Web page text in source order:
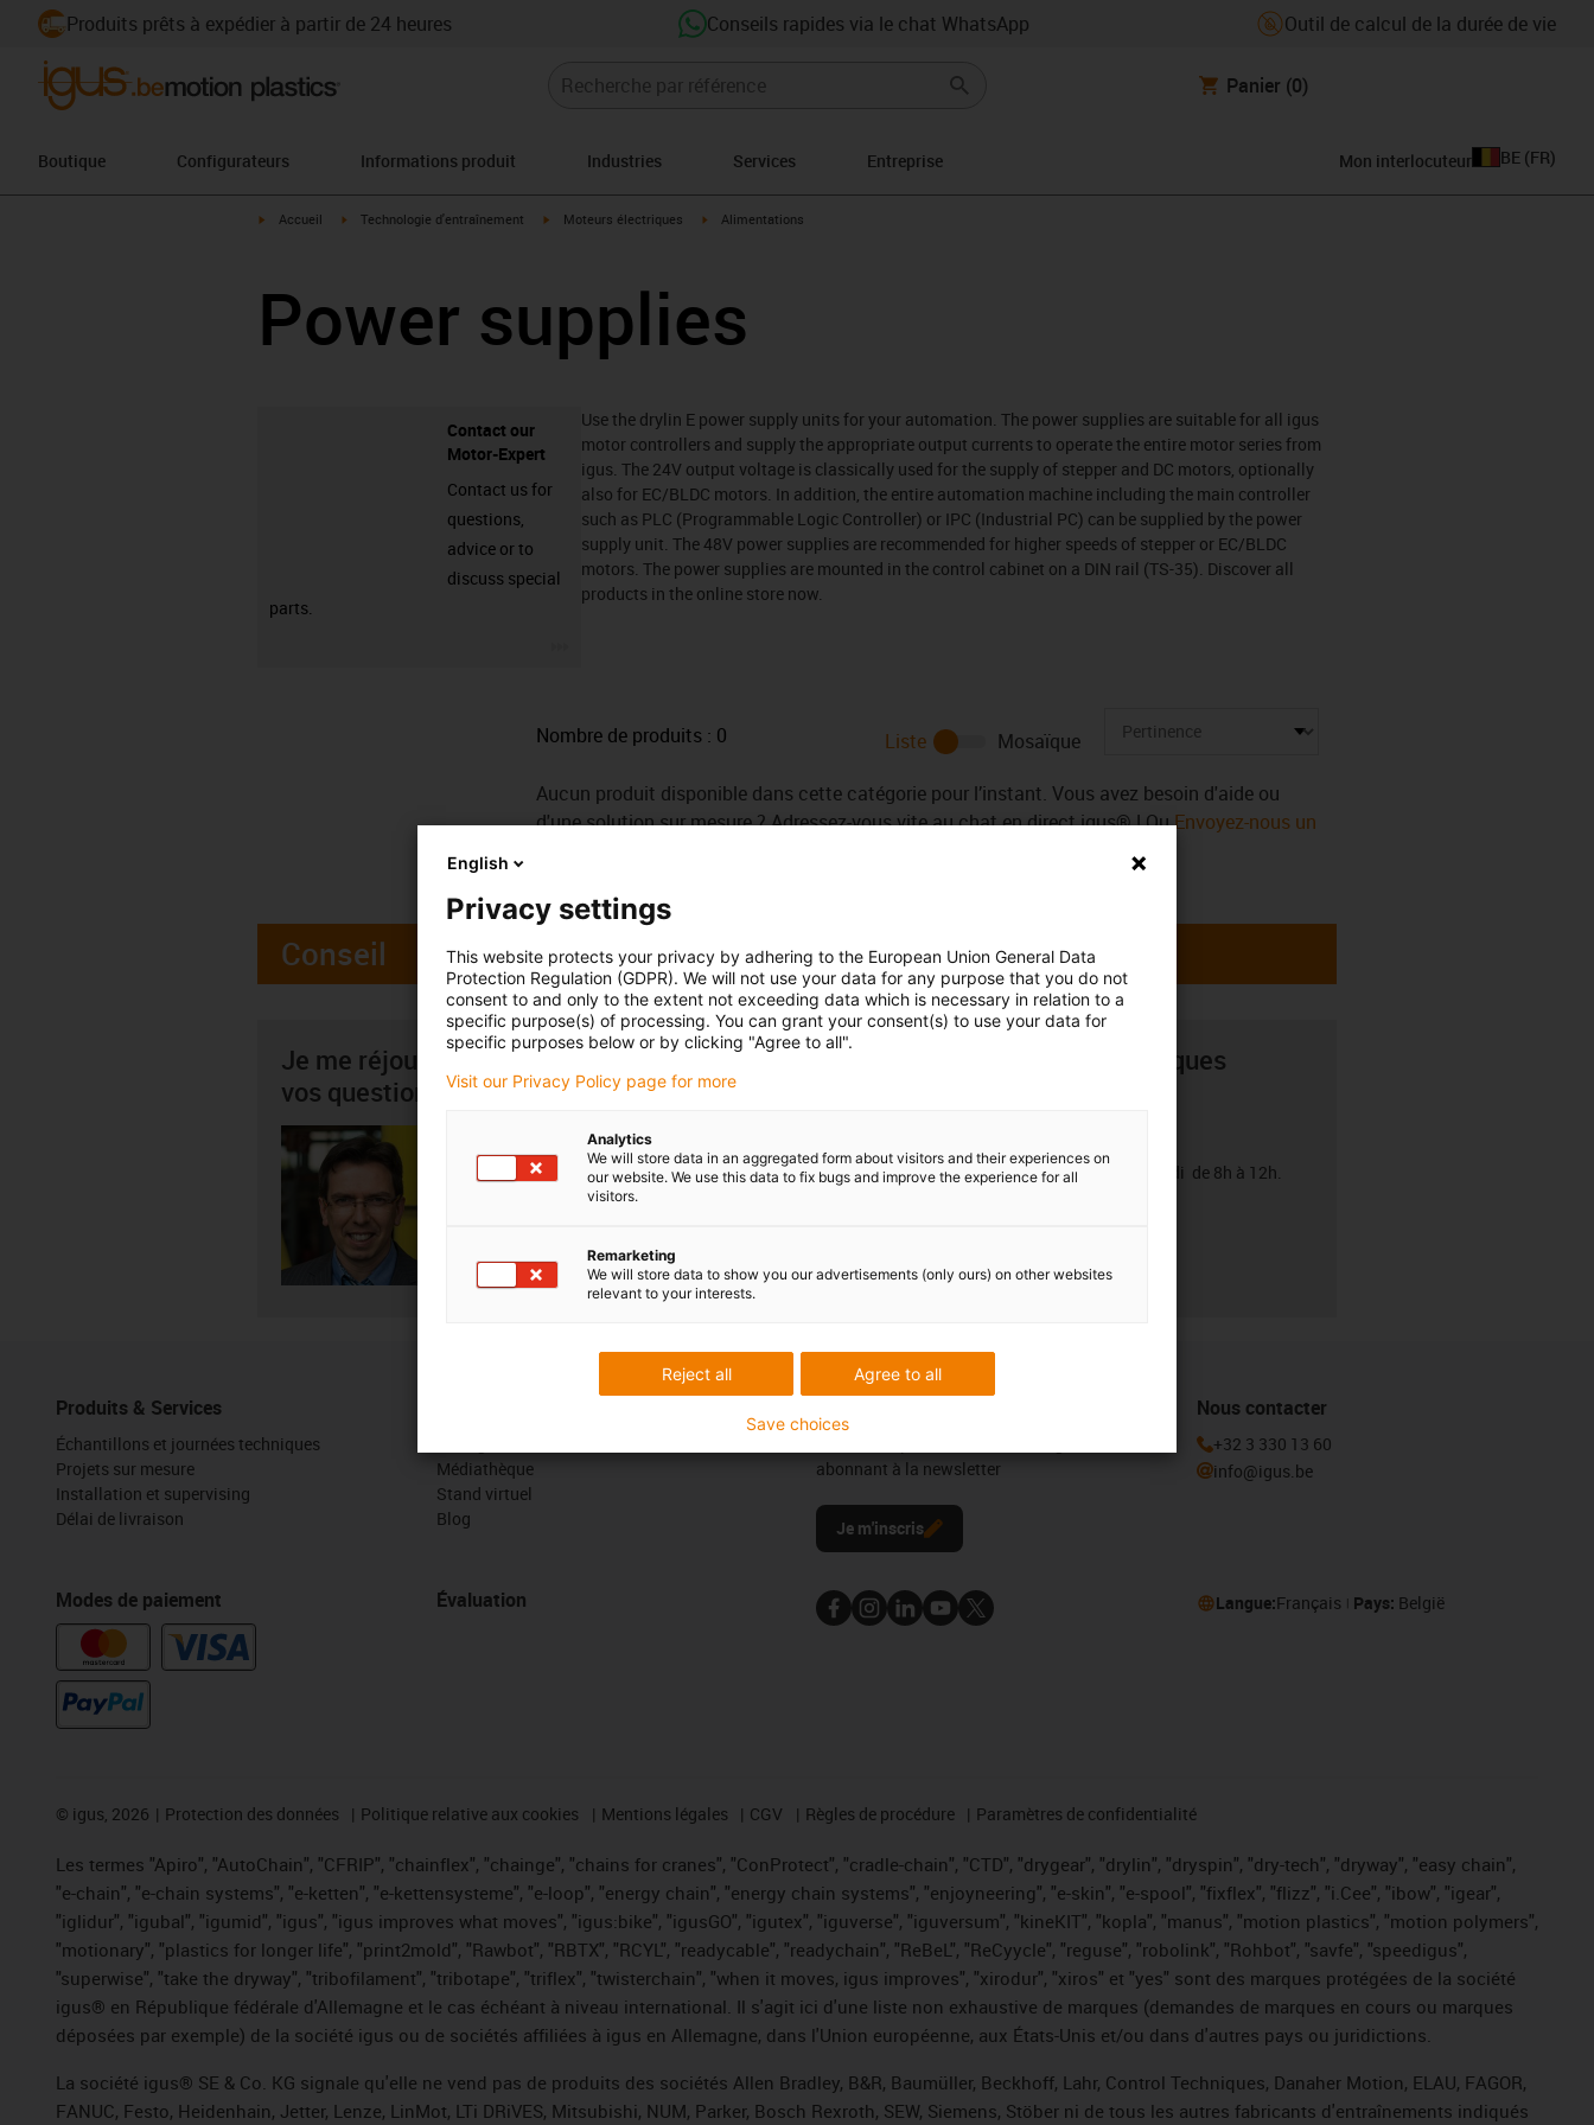
Produits prêts à expédier à partir de 24 heures Conseils rapides via le chat WhatsApp Outil de calcul de la durée de vie
Panier (0)
Boutique Configurateurs Informations produit Industries Services Entreprise Mon interlocuteur BE (FR)
igus-icon-arrow-right
Accueil igus-icon-arrow-right
Technologie d'entraînement igus-icon-arrow-right
Moteurs électriques igus-icon-arrow-right
Alimentations
Power supplies
Use the drylin E power supply units for your automation. The power supplies are suitable for all igus
motor controllers and supply the appropriate output currents to operate the entire motor series from
igus. The 24V output voltage is classically used for the supply of stepper and DC motors, optionally
also for EC/BLDC motors. In addition, the entire automation machine including the main controller
such as PLC (Programmable Logic Controller) or IPC (Industrial PC) can be supplied by the power
supply unit. The 48V power supplies are recommended for higher speeds of stepper or EC/BLDC
motors. The power supplies are mounted in the control cabinet on a DIN rail (TS-35). Discover all
products in the online store now.
Contact our
Motor-Expert
Contact us for
questions,
advice or to
discuss special
parts.
Nombre de produits : 0 Liste
Mosaïque
Aucun produit disponible dans cette catégorie pour l’instant. Vous avez besoin d'aide ou
d'une solution sur mesure ? Adressez-vous vite au chat en direct igus® ! OuEnvoyez-nous un
Conseil
Je me réjouis par avance de répondre à
vos questions
igus-icon-phone
+32 474 24 01 42
Livraisons et conseils techniques
Permanence assurée par l'Allemagne le samedi de 8h à 12h.
24h/24
Produits & Services
Échantillons et journées techniques
Projets sur mesure
Installation et supervising
Délai de livraison
Modes de paiement
Médiathèque
Stand virtuel
Blog
Évaluation
abonnant à la newsletter
Je m'inscris
Nous contacter
+32 3 330 13 60
info@igus.be
Langue:Français Pays: België
© igus, 2026 Protection des données Politique relative aux cookies Mentions légales CGV Règles de procédure Paramètres de confidentialité
Les termes "Apiro", "AutoChain", "CFRIP", "chainflex", "chainge", "chains for cranes", "ConProtect", "cradle-chain", "CTD", "drygear", "drylin", "dryspin", "dry-tech", "dryway", "easy chain",
"e-chain", "e-chain systems", "e-ketten", "e-kettensysteme", "e-loop", "energy chain", "energy chain systems", "enjoyneering", "e-skin", "e-spool", "fixflex", "flizz", "i.Cee", "ibow", "igear",
"iglidur", "igubal", "igumid", "igus", "igus improves what moves", "igus:bike", "igusGO", "igutex", "iguverse", "iguversum", "kineKIT", "kopla", "manus", "motion plastics", "motion polymers",
"motionary", "plastics for longer life", "print2mold", "Rawbot", "RBTX", "RCYL", "readycable", "readychain", "ReBeL", "ReCyycle", "reguse", "robolink", "Rohbot", "savfe", "speedigus",
"superwise", "take the dryway", "tribofilament", "tribotape", "triflex", "twisterchain", "when it moves, igus improves", "xirodur", "xiros" et "yes" sont des marques protégées de la société
igus® en République fédérale d'Allemagne et le cas échéant à niveau international. Il s'agit ici d'une liste non exhaustive de marques (demandes de marques en cours ou marques
déposées par exemple) de la société igus ou de sociétés affiliées à igus en Allemagne, dans l'Union européenne, aux États-Unis et/ou dans d'autres pays ou juridictions.
La société igus® SE & Co. KG signale qu'elle ne vend pas de produits des sociétés Allen Bradley, B&R, Baumüller, Beckhoff, Lahr, Control Techniques, Danaher Motion, ELAU, FAGOR,
FANUC, Festo, Heidenhain, Jetter, Lenze, LinMot, LTi DRiVES, Mitsubishi, NUM, Parker, Bosch Rexroth, SEW, Siemens, Stöber ni de tous les autres fabricants d'entraînements indiqués
English
Privacy settings
This website protects your privacy by adhering to the European Union General Data
Protection Regulation (GDPR). We will not use your data for any purpose that you do not
consent to and only to the extent not exceeding data which is necessary in relation to a
specific purpose(s) of processing. You can grant your consent(s) to use your data for
specific purposes below or by clicking "Agree to all".
Visit our Privacy Policy page for more
Analytics
We will store data in an aggregated form about visitors and their experiences on
our website. We use this data to fix bugs and improve the experience for all
visitors.
Remarketing
We will store data to show you our advertisements (only ours) on other websites
relevant to your interests.
Agree to all
Reject all
Save choices